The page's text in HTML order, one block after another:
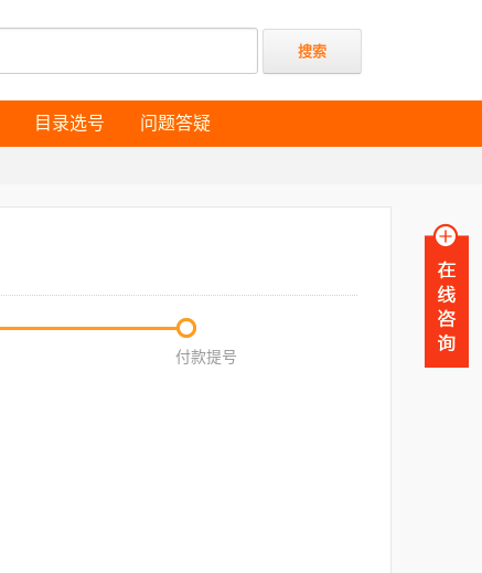
目录选号
目录选号
问题答疑
问题答疑
付款提号